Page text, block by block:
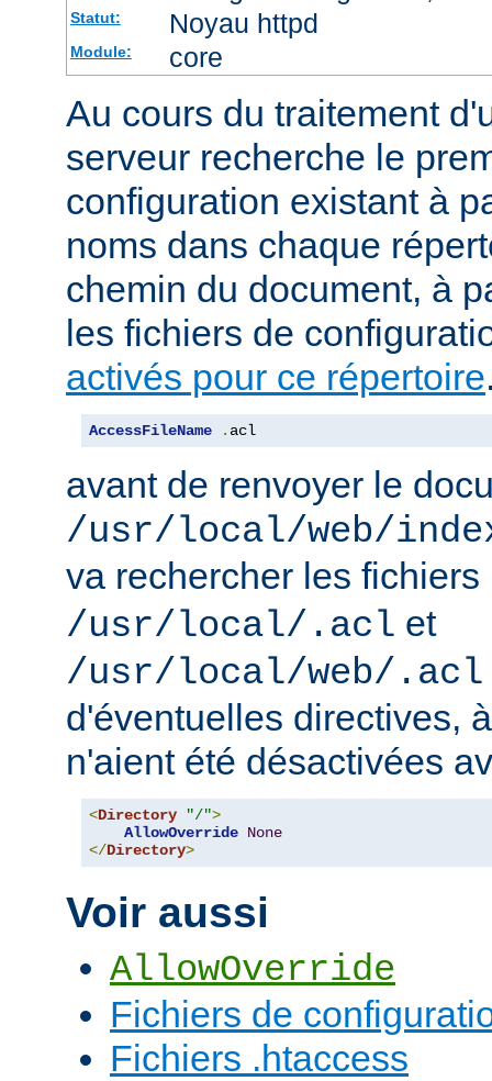
Statut: Noyau httpd
Module: core
Au cours du traitement
serveur recherche le
configuration existant à
noms dans chaque
chemin du document, à
les fichiers de
activés pour ce répertoire
AccessFileName . acl
avant de renvoyer le
/usr/local/web/
va rechercher les fichiers
/usr/local/.acl et
/usr/local/web/.acl
d'éventuelles directives,
n'aient été désactivées
<Directory "/">
AllowOverride None
</Directory>
Voir aussi
AllowOverride
Fichiers de
Fichiers .htaccess